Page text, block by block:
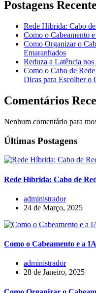
Postagens
Rede Híbrida: Cabo
Como o Cabeamento
Como Organizar o
Emaranhados
Reduza a Latência
Como o Cabo de
Dicas para Escolher o
Comentários
Nenhum comentário para
Últimas Postagens
Rede Híbrida: Cabo de
administrador
24 de Março, 2025
Como o Cabeamento e a
administrador
28 de Janeiro, 2025